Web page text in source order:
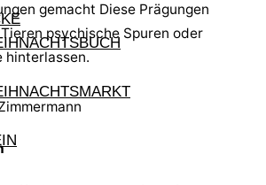
gemacht Diese Prägungen
Tieren psychische Spuren oder
hinterlassen.